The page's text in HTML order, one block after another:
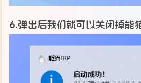
6.弹出后我们就可以关闭掉能